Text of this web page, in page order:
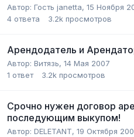
Автор: Гость janetta, 15 Ноября
4 ответа 3.2k просмотров
Арендодатель и
Автор: Витязь, 14 Мая 2007
1 ответ 3.2k просмотров
Срочно нужен договор
последующим выкупом!
Автор: DELETANT, 19 Октября